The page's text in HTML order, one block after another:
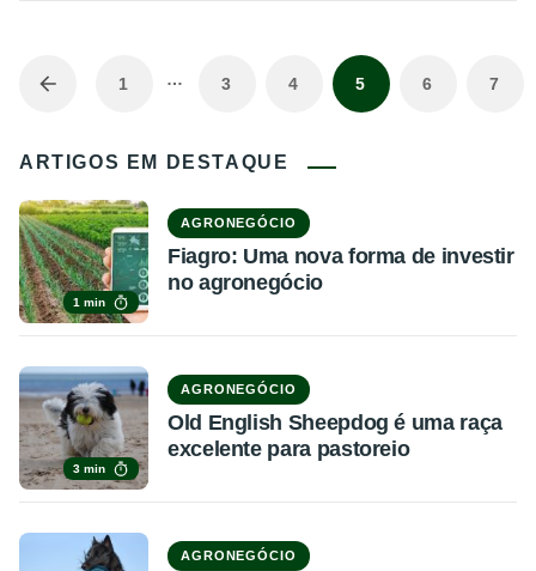
1 … 3 4 5 6 7
ARTIGOS EM DESTAQUE
1 min
AGRONEGÓCIO
Fiagro: Uma nova forma de investir
no agronegócio
3 min
AGRONEGÓCIO
Old English Sheepdog é uma raça
excelente para pastoreio
AGRONEGÓCIO